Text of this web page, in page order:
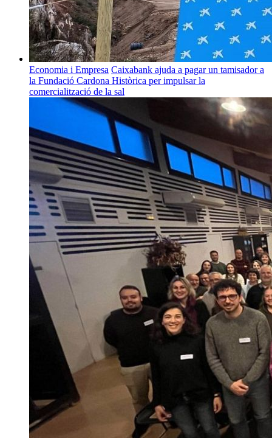
Economia i Empresa Caixabank ajuda a pagar un tamisador a
la Fundació Cardona Històrica per impulsar la
comercialització de la sal